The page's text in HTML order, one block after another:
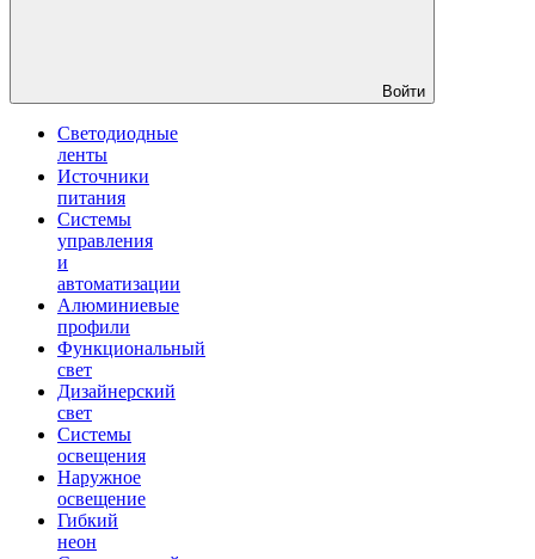
Войти
Светодиодные
ленты
Источники
питания
Системы
управления
и
автоматизации
Алюминиевые
профили
Функциональный
свет
Дизайнерский
свет
Системы
освещения
Наружное
освещение
Гибкий
неон